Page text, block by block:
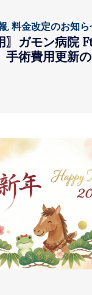
,料金改定のお知ら
〗ガモン病院
手術費用更新